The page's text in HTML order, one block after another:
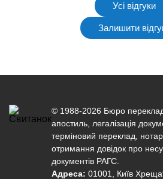
Усі відгуки
Залишити
© 1988-2026 Бюро
апостиль легалізація
терміновий переклад
отримання довідок про
документів РАГС.
Адреса: 01001, Київ